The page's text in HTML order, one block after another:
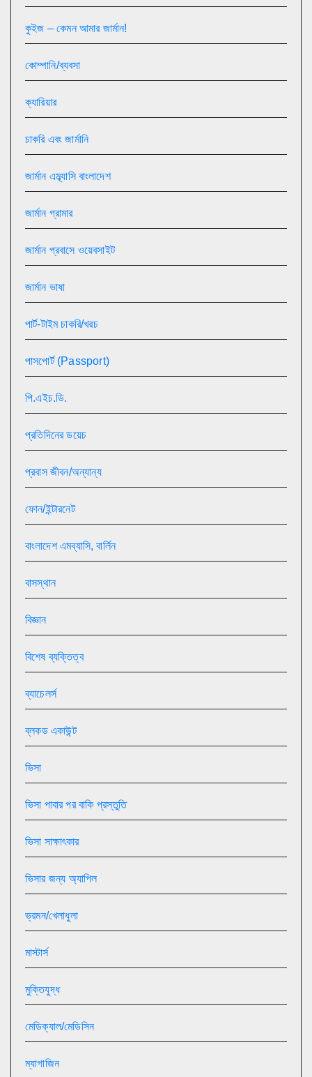
কুইজ – কেমন আমার জার্মান!
কোম্পানি/ব্যবসা
ক্যারিয়ার
চাকরি এবং জার্মানি
জার্মান এম্ব্যাসি বাংলাদেশ
জার্মান গ্রামার
জার্মান প্রবাসে ওয়েবসাইট
জার্মান ভাষা
পার্ট-টাইম চাকরি/খরচ
পাসপোর্ট (Passport)
পি.এইচ.ডি.
প্রতিদিনের ডয়েচ
প্রবাস জীবন/অন্যান্য
ফোন/ইন্টারনেট
বাংলাদেশ এমব্যাসি, বার্লিন
বাসস্থান
বিজ্ঞান
বিশেষ ব্যক্তিত্ব
ব্যাচেলর্স
ব্লকড একাউন্ট
ভিসা
ভিসা পাবার পর বাকি প্রস্তুতি
ভিসা সাক্ষাৎকার
ভিসার জন্য অ্যাপিল
ভ্রমন/খেলাধুলা
মাস্টার্স
মুক্তিযুদ্ধ
মেডিক্যাল/মেডিসিন
ম্যাগাজিন